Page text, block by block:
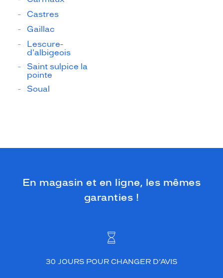
Castres
Gaillac
Lescure-
d'albigeois
Saint sulpice la
pointe
Soual
En magasin et en ligne, les mêmes
garanties !
30 JOURS POUR CHANGER D’AVIS